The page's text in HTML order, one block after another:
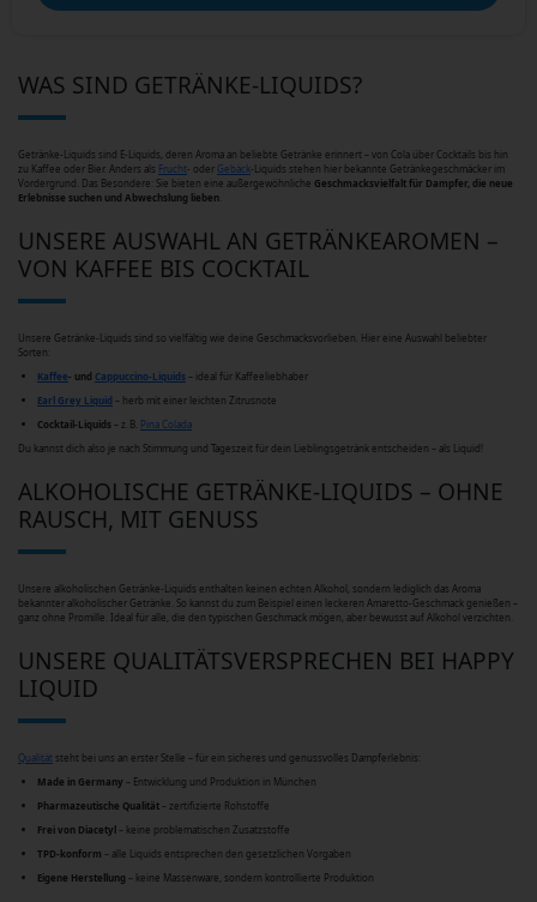
WAS SIND GETRÄNKE-LIQUIDS?
Getränke-Liquids sind E-Liquids, deren Aroma an beliebte Getränke erinnert – von Cola über Cocktails bis hin
zu Kaffee oder Bier. Anders als Frucht- oderGebäck-Liquids stehen hier bekannte Getränkegeschmäcker im
Vordergrund. Das Besondere: Sie bieten eine außergewöhnliche Geschmacksvielfalt für Dampfer, die neue
Erlebnisse suchen und Abwechslung lieben
UNSERE AUSWAHL AN GETRÄNKEAROMEN –
VON KAFFEE BIS COCKTAIL
Unsere Getränke-Liquids sind so vielfältig wie deine Geschmacksvorlieben. Hier eine Auswahl beliebter
Sorten:
Kaffee- und Cappuccino-Liquids – ideal für Kaffeeliebhaber
Earl Grey Liquid – herb mit einer leichten Zitrusnote
Cocktail-Liquids – z. B. Pina Colada
Du kannst dich also je nach Stimmung und Tageszeit für dein Lieblingsgetränk entscheiden – als Liquid!
ALKOHOLISCHE GETRÄNKE-LIQUIDS – OHNE
RAUSCH, MIT GENUSS
Unsere alkoholischen Getränke-Liquids enthalten keinen echten Alkohol, sondern lediglich das Aroma
bekannter alkoholischer Getränke. So kannst du zum Beispiel einen leckeren Amaretto-Geschmack genießen –
ganz ohne Promille. Ideal für alle, die den typischen Geschmack mögen, aber bewusst auf Alkohol verzichten.
UNSERE QUALITÄTSVERSPRECHEN BEI HAPPY
LIQUID
Qualität steht bei uns an erster Stelle – für ein sicheres und genussvolles Dampferlebnis:
Made in Germany – Entwicklung und Produktion in München
Pharmazeutische Qualität – zertifizierte Rohstoffe
Frei von Diacetyl – keine problematischen Zusatzstoffe
TPD-konform – alle Liquids entsprechen den gesetzlichen Vorgaben
Eigene Herstellung – keine Massenware, sondern kontrollierte Produktion